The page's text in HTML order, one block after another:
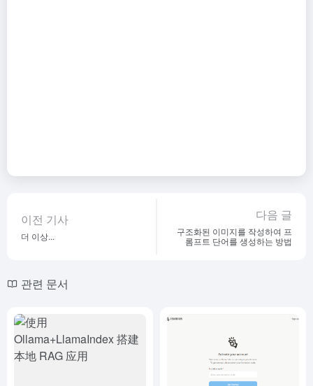
이전 기사
더 이상...
다음 글
구조화된 이미지를 작성하여 프
롬프트 단어를 생성하는 방법
관련 문서